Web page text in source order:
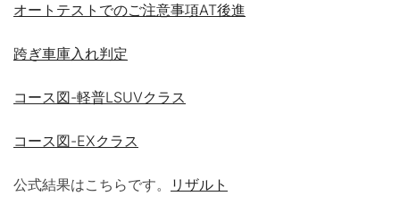
オートテストでのご注意事項AT後進
跨ぎ車庫入れ判定
コース図-軽普LSUVクラス
コース図-EXクラス
公式結果はこちらです。 リザルト